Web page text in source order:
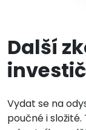
Další
Vydat se na
poučné i